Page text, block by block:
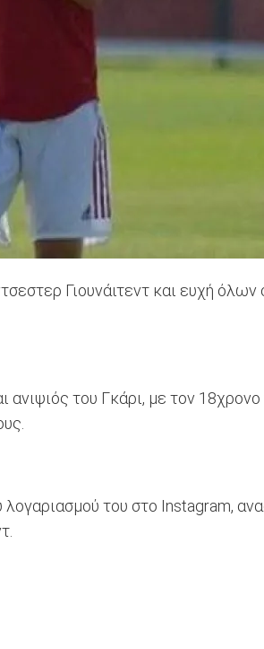
Γιουνάιτεντ και ευχή
του Γκάρι, με τον
του στο Instagram,